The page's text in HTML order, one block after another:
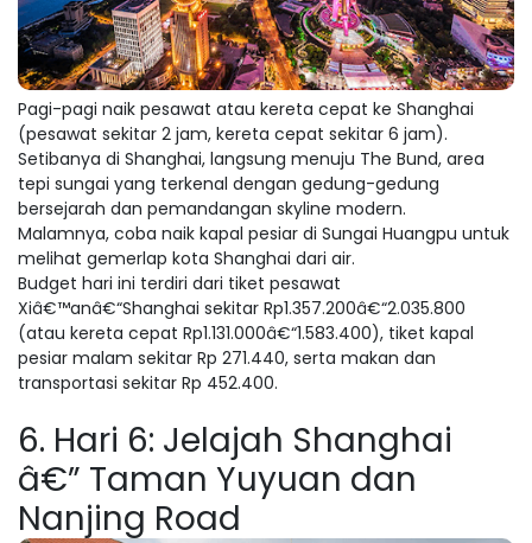
Pagi-pagi naik pesawat atau kereta cepat ke Shanghai
(pesawat sekitar 2 jam, kereta cepat sekitar 6 jam).
Setibanya di Shanghai, langsung menuju The Bund, area
tepi sungai yang terkenal dengan gedung-gedung
bersejarah dan pemandangan skyline modern.
Malamnya, coba naik kapal pesiar di Sungai Huangpu untuk
melihat gemerlap kota Shanghai dari air.
Budget hari ini terdiri dari tiket pesawat
Xiâ€™anâ€“Shanghai sekitar Rp1.357.200â€“2.035.800
(atau kereta cepat Rp1.131.000â€“1.583.400), tiket kapal
pesiar malam sekitar Rp 271.440, serta makan dan
transportasi sekitar Rp 452.400.
6. Hari 6: Jelajah Shanghai
â€” Taman Yuyuan dan
Nanjing Road